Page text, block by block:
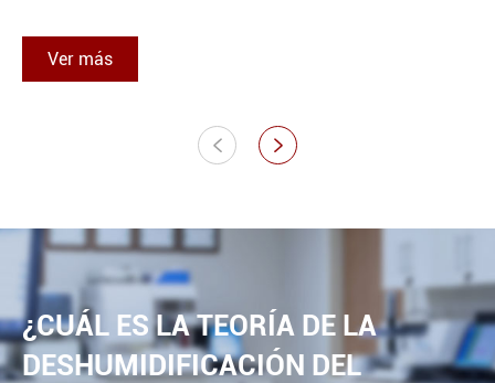
Ver más
 
¿CUÁL ES LA TEORÍA DE LA
DESHUMIDIFICACIÓN DEL